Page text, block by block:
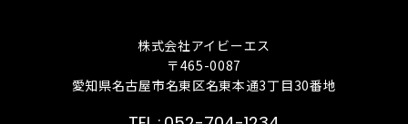
株式会社アイビーエス
〒465-0087
愛知県名古屋市名東区名東本通3丁目30番地